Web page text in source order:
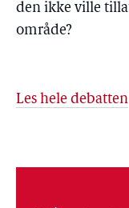
den ikke ville
område?
Les hele debatten